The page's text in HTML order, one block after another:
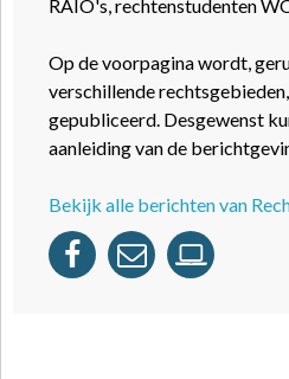
RAIO's, rechtenstudenten
Op de voorpagina wordt,
verschillende
gepubliceerd. Desgewenst
aanleiding van de
Bekijk alle berichten van